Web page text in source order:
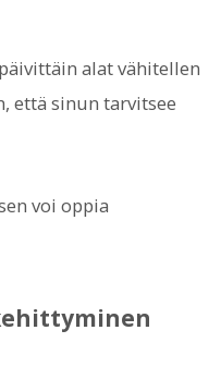
alat vähitellen
että sinun tarvitsee
voi oppia